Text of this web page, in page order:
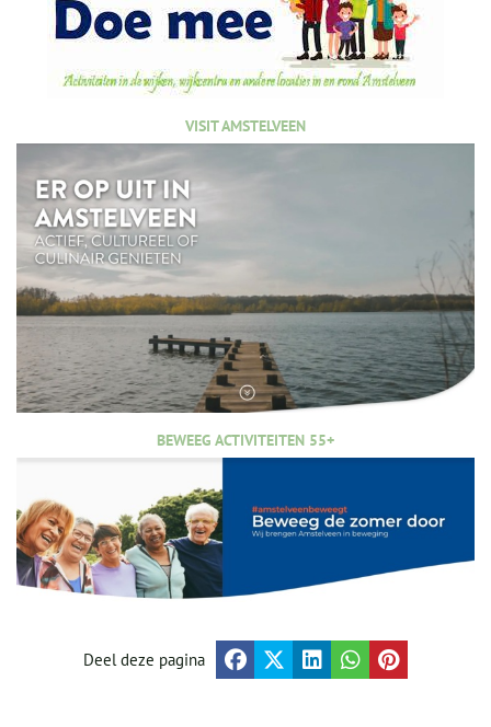
VISIT AMSTELVEEN
BEWEEG ACTIVITEITEN 55+
Deel deze pagina